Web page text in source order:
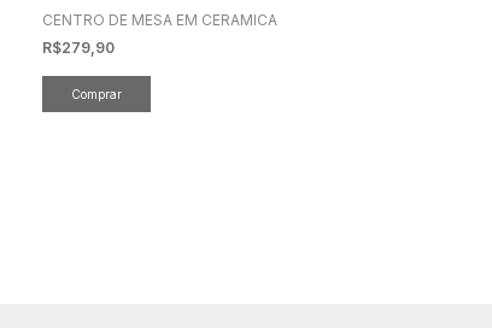
CENTRO DE MESA EM CERAMICA
R$279,90